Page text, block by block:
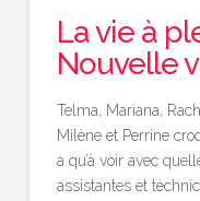
La vie à
Nouvelle
Telma, Mariana,
Milène et Perrine
a qu’à voir avec
assistantes et